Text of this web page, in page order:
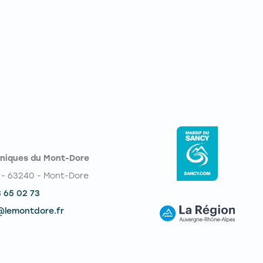
du Mont-Dore
- 63240 - Mont-Dore
65 02 73